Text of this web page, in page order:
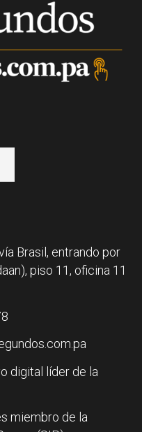
Brasil, entrando por
piso 11, oficina 11
digital líder de la
miembro de la